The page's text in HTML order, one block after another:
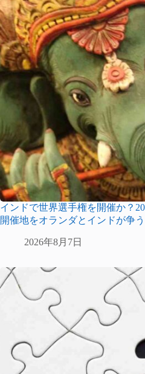
インドで世界選手権を開催か？
開催地をオランダとインドが争う
2026年8月7日